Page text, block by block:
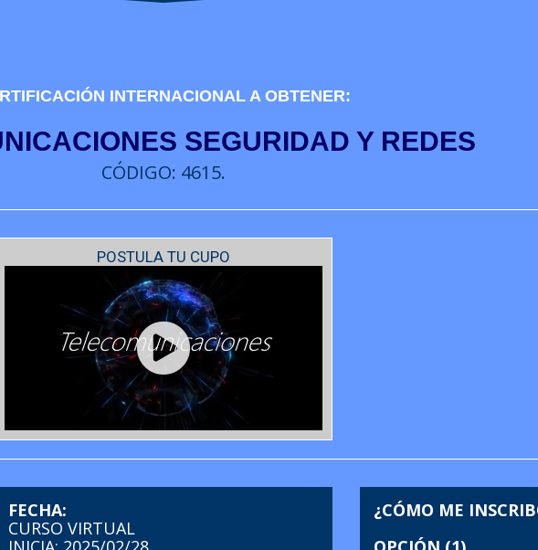
INTERNACIONAL A OBTENER:
SEGURIDAD Y REDES
CÓDIGO: 4615.
POSTULA TU CUPO
FECHA:
CURSO VIRTUAL
¿CÓMO ME